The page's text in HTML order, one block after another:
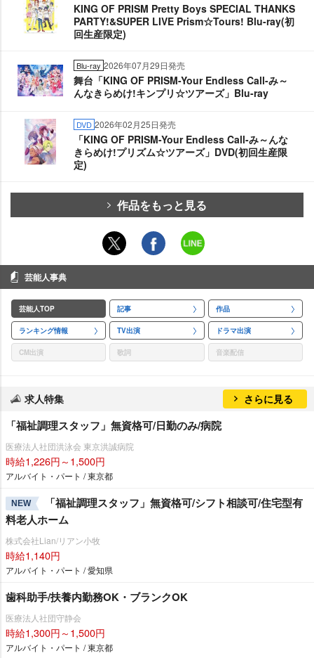
KING OF PRISM Pretty Boys SPECIAL THANKS
PARTY!&SUPER LIVE Prism☆Tours! Blu-ray(初
回生産限定)
Blu-ray 2026年07月29日発売
舞台「KING OF PRISM-Your Endless Call-み～
んなきらめけ!キンプリ☆ツアーズ」Blu-ray
DVD 2026年02月25日発売
「KING OF PRISM-Your Endless Call-み～んな
きらめけ!プリズム☆ツアーズ」DVD(初回生産限
定)
作品をもっと見る
芸能人事典
芸能人TOP 記事 作品
ランキング情報 TV出演 ドラマ出演
CM出演 歌詞 音楽配信
求人特集 さらに見る
「福祉調理スタッフ」無資格可/日勤のみ/病院
医療法人社団洪泳会 東京洪誠病院
時給1,226円～1,500円
アルバイト・パート / 東京都
NEW
「福祉調理スタッフ」無資格可/シフト相談可/住宅型有
料老人ホーム
株式会社Lian/リアン小牧
時給1,140円
アルバイト・パート / 愛知県
歯科助手/扶養内勤務OK・ブランクOK
医療法人社団守静会
時給1,300円～1,500円
アルバイト・パート / 東京都